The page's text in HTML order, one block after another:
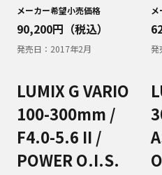
メーカー希望小売価格
90,200円（税込）
発売日： 2017年2月
LUMIX G VARIO
100-300mm /
F4.0-5.6 II /
POWER O.I.S.
発